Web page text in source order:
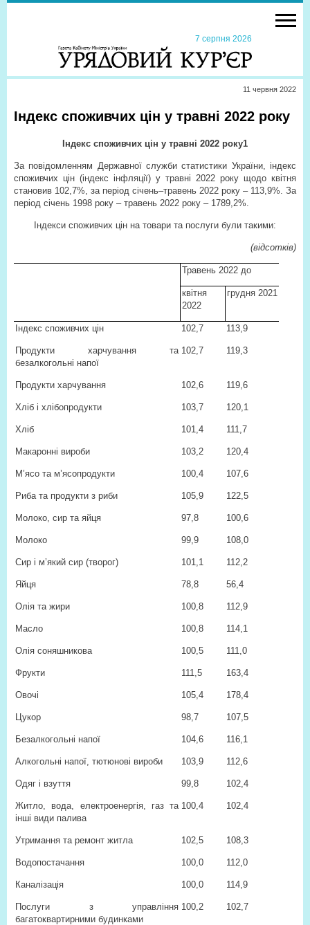
7 серпня 2026
11 червня 2022
Індекс споживчих цін у травні 2022 року
Індекс споживчих цін у травні 2022 року1
За повідомленням Державної служби статистики України, індекс
споживчих цін (індекс інфляції) у травні 2022 року щодо квітня
становив 102,7%, за період січень–травень 2022 року – 113,9%. За
період січень 1998 року – травень 2022 року – 1789,2%.
Індекси споживчих цін на товари та послуги були такими:
(відсотків)
Травень 2022 до
квітня
2022
грудня 2021
Індекс споживчих цін 102,7 113,9
Продукти харчування та
безалкогольні напої
102,7 119,3
Продукти харчування 102,6 119,6
Хліб і хлібопродукти 103,7 120,1
Хліб 101,4 111,7
Макаронні вироби 103,2 120,4
М’ясо та м’ясопродукти 100,4 107,6
Риба та продукти з риби 105,9 122,5
Молоко, сир та яйця 97,8 100,6
Молоко 99,9 108,0
Сир і м’який сир (творог) 101,1 112,2
Яйця 78,8 56,4
Олія та жири 100,8 112,9
Масло 100,8 114,1
Олія соняшникова 100,5 111,0
Фрукти 111,5 163,4
Овочі 105,4 178,4
Цукор 98,7 107,5
Безалкогольні напої 104,6 116,1
Алкогольні напої, тютюнові вироби 103,9 112,6
Одяг і взуття 99,8 102,4
Житло, вода, електроенергія, газ та
інші види палива
100,4 102,4
Утримання та ремонт житла 102,5 108,3
Водопостачання 100,0 112,0
Каналізація 100,0 114,9
Послуги з управління
багатоквартирними будинками
100,2 102,7